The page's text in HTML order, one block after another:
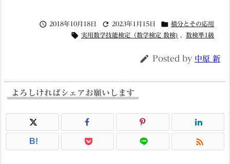
 2018年10月18日  2023年1月15日  積分とその応用
 実用数学技能検定（数学検定 数検) 数検準1級
 Posted by 中原 新
よろしければシェアお願いします
B! 